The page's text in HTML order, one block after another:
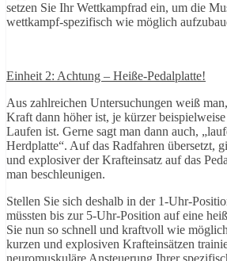
setzen Sie Ihr Wettkampfrad ein, um die
wettkampf-spezifisch wie möglich
Einheit 2: Achtung – Heiße-Pedalplatte!
Aus zahlreichen Untersuchungen weiß
Kraft dann höher ist, je kürzer
Laufen ist. Gerne sagt man dann auch,
Herdplatte“. Auf das Radfahren übersetzt,
und explosiver der Krafteinsatz auf das
man beschleunigen.
Stellen Sie sich deshalb in der 1-Uhr-
müssten bis zur 5-Uhr-Position auf eine
Sie nun so schnell und kraftvoll wie
kurzen und explosiven Krafteinsätzen
neuromuskuläre Ansteuerung Ihrer